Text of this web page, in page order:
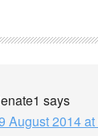
says
August 2014 at